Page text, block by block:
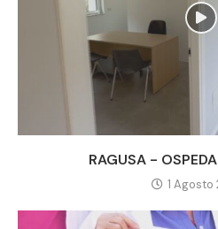
RAGUSA -
1 Agosto